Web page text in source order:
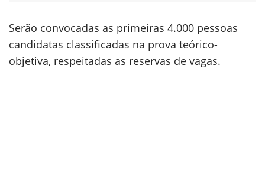
Serão convocadas as primeiras 4.000 pessoas
candidatas classificadas na prova teórico-
objetiva, respeitadas as reservas de vagas.